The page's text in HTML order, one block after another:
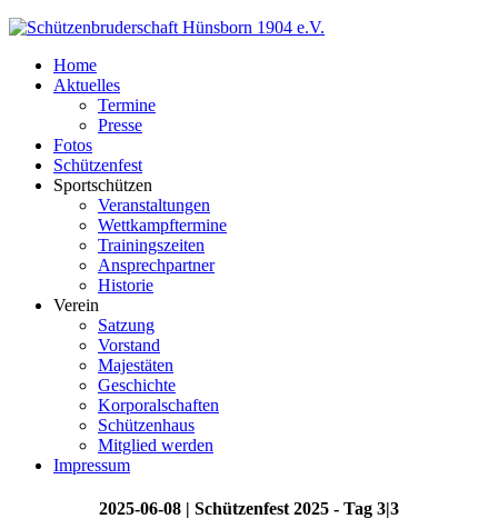
Home
Aktuelles
Termine
Presse
Fotos
Schützenfest
Sportschützen
Veranstaltungen
Wettkampftermine
Trainingszeiten
Ansprechpartner
Historie
Verein
Satzung
Vorstand
Majestäten
Geschichte
Korporalschaften
Schützenhaus
Mitglied werden
Impressum
2025-06-08 | Schützenfest 2025 - Tag 3|3